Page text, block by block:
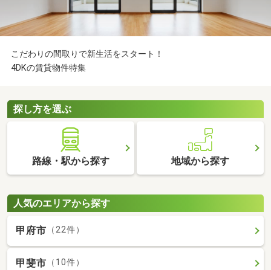
こだわりの間取りで新生活をスタート！
4DKの賃貸物件特集
探し方を選ぶ
路線・駅から探す 地域から探す
人気のエリアから探す
甲府市 （22件）
甲斐市 （10件）